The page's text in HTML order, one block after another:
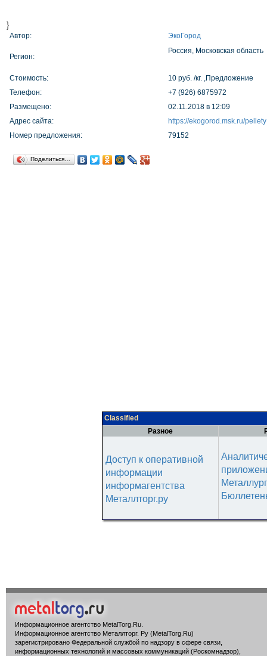
}
Автор: ЭкоГород
Регион:
Россия, Московская область
Стоимость:
10 руб. /кг. ,Предложение
Телефон:
+7 (926) 6875972
Размещено:
02.11.2018 в 12:09
Адрес сайта:
https://ekogorod.msk.ru/pellety
Номер предложения:
79152
Поделиться…
Classified
Разное
Доступ к оперативной
информации
информагентства
Металлторг.ру
Информационное агентство MetalTorg.Ru
Информационное агентство Металлторг. Ру (MetalTorg.Ru)
зарегистрировано Федеральной службой по надзору в сфере связи,
информационных технологий и массовых коммуникаций (Роскомнадзор),